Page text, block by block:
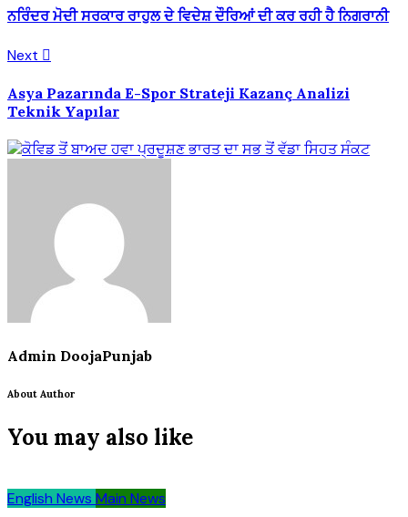
ਨਰਿੰਦਰ ਮੋਦੀ ਸਰਕਾਰ ਰਾਹੁਲ ਦੇ ਵਿਦੇਸ਼ ਦੌਰਿਆਂ ਦੀ ਕਰ ਰਹੀ ਹੈ ਨਿਗਰਾਨੀ
Next
Asya Pazarında E-Spor Strateji Kazanç Analizi
Teknik Yapılar
Admin DoojaPunjab
About Author
You may also like
English News Main News